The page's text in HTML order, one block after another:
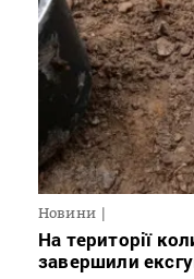
Новини
На території
завершили